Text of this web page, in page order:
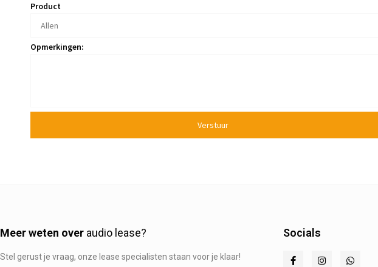
Product
Opmerkingen:
Verstuur
Meer weten over audio lease?
Stel gerust je vraag, onze lease specialisten staan voor je klaar!
Socials